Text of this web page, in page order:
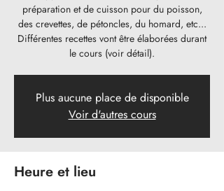
préparation et de cuisson pour du poisson,
des crevettes, de pétoncles, du homard, etc...
Différentes recettes vont être élaborées durant
le cours (voir détail).
Plus aucune place de disponible
Voir d'autres cours
Heure et lieu